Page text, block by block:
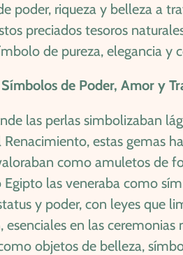
poder, riqueza y belleza a
preciados tesoros
de pureza, elegancia y
Símbolos de Poder, Amor y
las perlas simbolizaban
estas gemas
como amuletos de
Egipto las veneraba como
y poder, con leyes que
en las ceremonias
objetos de belleza,